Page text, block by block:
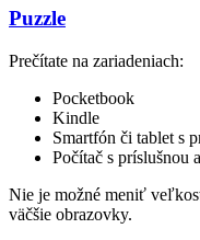
Puzzle
Prečítate na zariadeniach:
Pocketbook
Kindle
Smartfón či tablet s
Počítač s príslušnou
Nie je možné meniť
väčšie obrazovky.